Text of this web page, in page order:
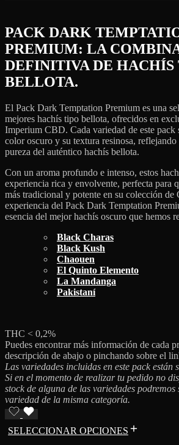
PACK DARK
PREMIUM: LA
DEFINITIVA DE HACHÍS
BELLOTA.
El Pack Dark Temptation Premium es una
mejores hachís tipo bellota, ofrecidos en
Imperium CBD. Cada variedad de este pack
color oscuro y su textura resinosa,
pureza del auténtico hachís bellota.
Con un aroma profundo e intenso, estos
experiencia rica y envolvente, perfecta para
más tradicional y potente en su colección de
experiencia del Pack Dark Temptation
esencia del mejor hachís oscuro que hemos
Black Charas
Black Kush
Chaouen
El Quinto Elemento
La Mandanga
Pakistaní
THC < 0,2%
Puedes encontrar más información de cada
descripción de abajo o pinchando sobre el
Las variedades incluidas en este pack están
Si en el momento de realizar tu pedido no
stock de alguna de las variedades
variedad de la misma categoría.
SELECCIONAR OPCIONES